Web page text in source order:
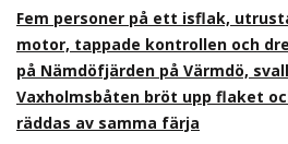
Fem personer på ett isflak,
motor, tappade kontrollen och
på Nämdöfjärden på Värmdö,
Vaxholmsbåten bröt upp flaket
räddas av samma färja